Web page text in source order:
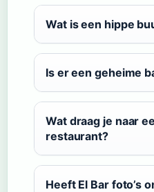
Wat is een hippe
Is er een geheime
Wat draag je naar
restaurant?
Heeft El Bar foto’s